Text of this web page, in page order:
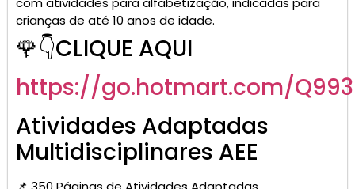
crianças de até 10 anos de idade.
🌹👇CLIQUE AQUI
https://go.hotmart.com/
Atividades Adaptadas
Multidisciplinares AEE